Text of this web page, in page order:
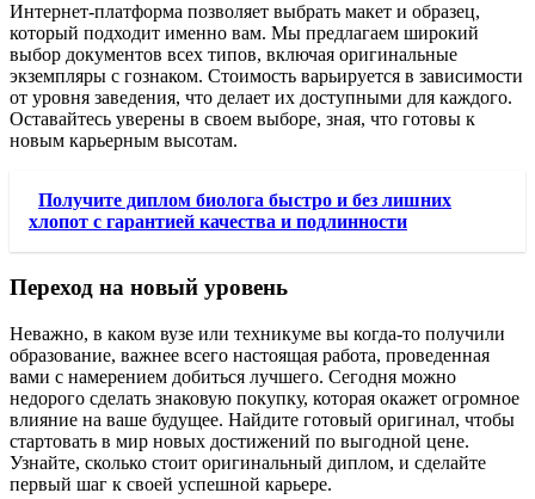
Интернет-платформа позволяет выбрать макет и образец,
который подходит именно вам. Мы предлагаем широкий
выбор документов всех типов, включая оригинальные
экземпляры с гознаком. Стоимость варьируется в зависимости
от уровня заведения, что делает их доступными для каждого.
Оставайтесь уверены в своем выборе, зная, что готовы к
новым карьерным высотам.
Получите диплом биолога быстро и без лишних
хлопот с гарантией качества и подлинности
Переход на новый уровень
Неважно, в каком вузе или техникуме вы когда-то получили
образование, важнее всего настоящая работа, проведенная
вами с намерением добиться лучшего. Сегодня можно
недорого сделать знаковую покупку, которая окажет огромное
влияние на ваше будущее. Найдите готовый оригинал, чтобы
стартовать в мир новых достижений по выгодной цене.
Узнайте, сколько стоит оригинальный диплом, и сделайте
первый шаг к своей успешной карьере.